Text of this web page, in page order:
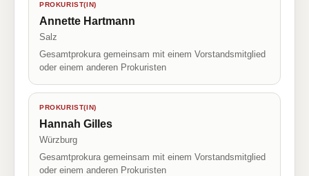
PROKURIST(IN)
Annette Hartmann
Salz
Gesamtprokura gemeinsam mit einem Vorstandsmitglied
oder einem anderen Prokuristen
PROKURIST(IN)
Hannah Gilles
Würzburg
Gesamtprokura gemeinsam mit einem Vorstandsmitglied
oder einem anderen Prokuristen